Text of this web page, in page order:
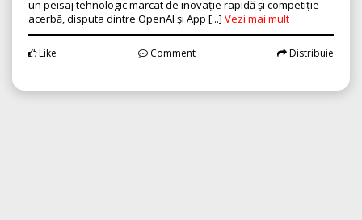
un peisaj tehnologic marcat de inovație rapidă și competiție
acerbă, disputa dintre OpenAI și App [...] Vezi mai mult
Like Comment Distribuie